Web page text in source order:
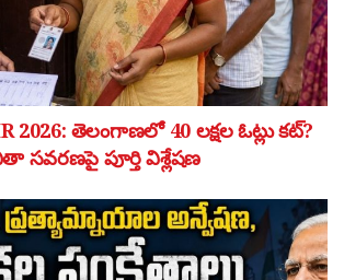
2026: తెలంగాణలో 40 లక్షల ఓట్లు కట్?
సవరణపై పూర్తి విశ్లేషణ